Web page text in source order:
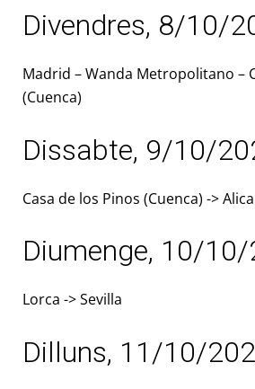
Divendres, 8/10/
Madrid – Wanda Metropolitano –
(Cuenca)
Dissabte, 9/10/
Casa de los Pinos (Cuenca) ->
Diumenge, 10/10/
Lorca -> Sevilla
Dilluns, 11/10/